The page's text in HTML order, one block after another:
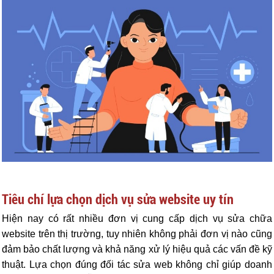
Tiêu chí lựa chọn dịch vụ sửa website uy tín
Hiện nay có rất nhiều đơn vị cung cấp dịch vụ sửa chữa
website trên thị trường, tuy nhiên không phải đơn vị nào cũng
đảm bảo chất lượng và khả năng xử lý hiệu quả các vấn đề kỹ
thuật. Lựa chọn đúng đối tác sửa web không chỉ giúp doanh